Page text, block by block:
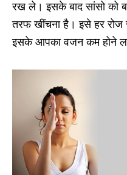
रख ले। इसके बाद सांसो को
तरफ खींचना है। इसे हर रोज
इसके आपका वजन कम होने